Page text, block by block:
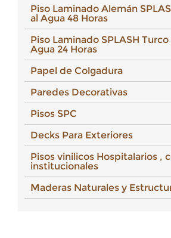
Piso Laminado Alemán
al Agua 48 Horas
Piso Laminado SPLASH
Agua 24 Horas
Papel de Colgadura
Paredes Decorativas
Pisos SPC
Decks Para Exteriores
Pisos vinilicos Hospitalarios ,
institucionales
Maderas Naturales y